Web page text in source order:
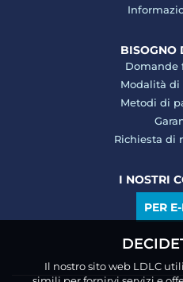
BISOGNO
Domande
Modalità di
Metodi di
Richiesta di
I NOSTRI
PER
Il nostro sito web LDLC